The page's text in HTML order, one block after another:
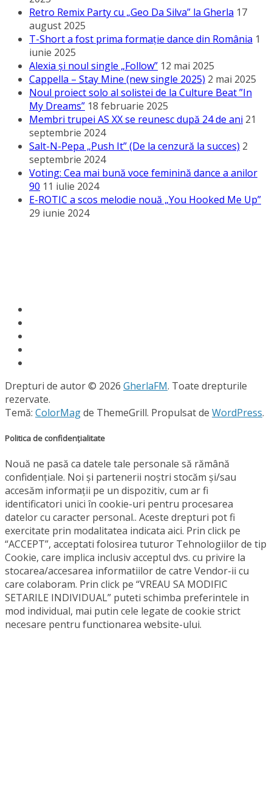
Retro Remix Party cu „Geo Da Silva” la Gherla 17
august 2025
T-Short a fost prima formație dance din România 1
iunie 2025
Alexia și noul single „Follow” 12 mai 2025
Cappella – Stay Mine (new single 2025) 2 mai 2025
Noul proiect solo al solistei de la Culture Beat ”In
My Dreams” 18 februarie 2025
Membri trupei AS XX se reunesc după 24 de ani 21
septembrie 2024
Salt-N-Pepa „Push It” (De la cenzură la succes) 2
septembrie 2024
Voting: Cea mai bună voce feminină dance a anilor
90 11 iulie 2024
E-ROTIC a scos melodie nouă „You Hooked Me Up”
29 iunie 2024
Drepturi de autor © 2026 GherlaFM. Toate drepturile
rezervate.
Temă: ColorMagde ThemeGrill. Propulsat de WordPress.
Politica de confidențialitate
Nouă ne pasă ca datele tale personale să rămână
confidențiale. Noi și partenerii noștri stocăm și/sau
accesăm informații pe un dispozitiv, cum ar fi
identificatori unici în cookie-uri pentru procesarea
datelor cu caracter personal.. Aceste drepturi pot fi
exercitate prin modalitatea indicata aici. Prin click pe
“ACCEPT”, acceptati folosirea tuturor Tehnologiilor de tip
Cookie, care implica inclusiv acceptul dvs. cu privire la
stocarea/accesarea informatiilor de catre Vendor-ii cu
care colaboram. Prin click pe “VREAU SA MODIFIC
SETARILE INDIVIDUAL” puteti schimba preferintele in
mod individual, mai putin cele legate de cookie strict
necesare pentru functionarea website-ului.